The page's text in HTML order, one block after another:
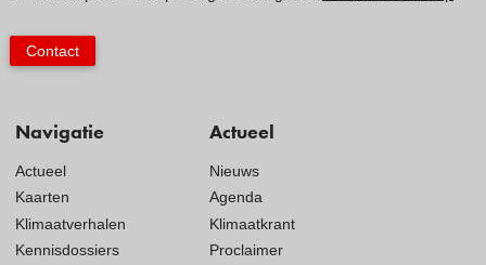
Navigatie
Actueel
Kaarten
Klimaatverhalen
Kennisdossiers
Actueel
Nieuws
Agenda
Klimaatkrant
Proclaimer
Contact